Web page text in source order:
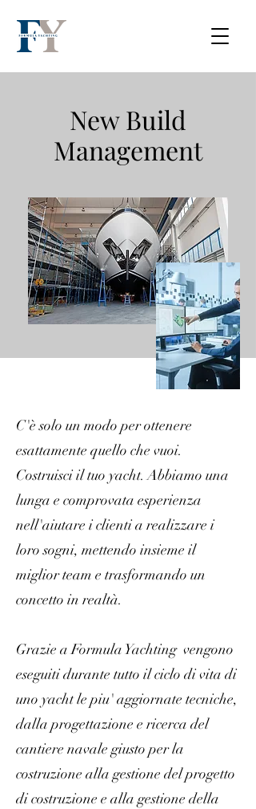
New Build
Management
C'è solo un modo per ottenere
esattamente quello che vuoi.
Costruisci il tuo yacht. Abbiamo una
lunga e comprovata esperienza
nell'aiutare i clienti a realizzare i
loro sogni, mettendo insieme il
miglior team e trasformando un
concetto in realtà.
Grazie a Formula Yachting vengono
eseguiti durante tutto il ciclo di vita di
uno yacht le piu' aggiornate tecniche,
dalla progettazione e ricerca del
cantiere navale giusto per la
costruzione alla gestione del progetto
di costruzione e alla gestione della